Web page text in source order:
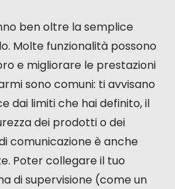
ben oltre la semplice
Molte funzionalità possono
e migliorare le prestazioni
sono comuni: ti avvisano
dai limiti che hai definito, il
dei prodotti o dei
comunicazione è anche
Poter collegare il tuo
di supervisione (come un